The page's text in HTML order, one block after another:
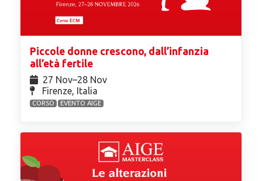
Piccole donne crescono, dall’infanzia
all’età fertile
27 Nov⁠–28 Nov
Firenze, Italia
CORSO EVENTO AIGE